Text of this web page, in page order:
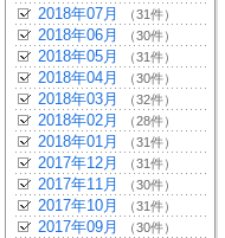
2018年07月 （31件）
2018年06月 （30件）
2018年05月 （31件）
2018年04月 （30件）
2018年03月 （32件）
2018年02月 （28件）
2018年01月 （31件）
2017年12月 （31件）
2017年11月 （30件）
2017年10月 （31件）
2017年09月 （30件）